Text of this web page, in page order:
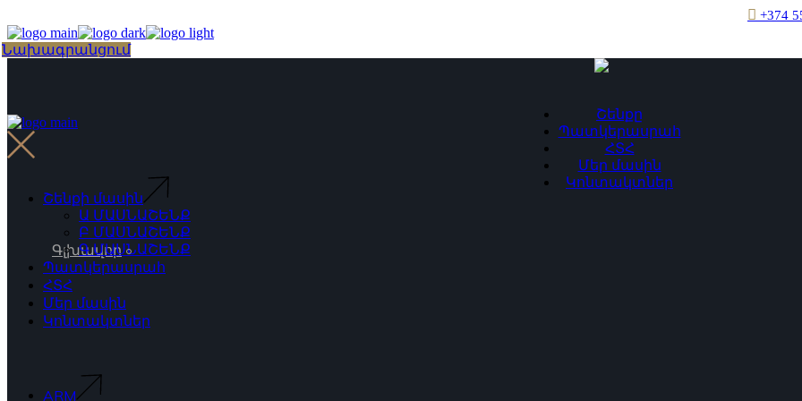
to
the
content
+374
Choose
Նախագրանցում
Շենքը
Պատկերասրահ
ՀՏՀ
Մեր մասին
Կոնտակտներ
Գլխավոր
Շենքի մասին
Ա ՄԱՍՆԱՇԵՆՔ
Բ ՄԱՍՆԱՇԵՆՔ
Գ ՄԱՍՆԱՇԵՆՔ
Պատկերասրահ
ՀՏՀ
Մեր մասին
Կոնտակտներ
ARM